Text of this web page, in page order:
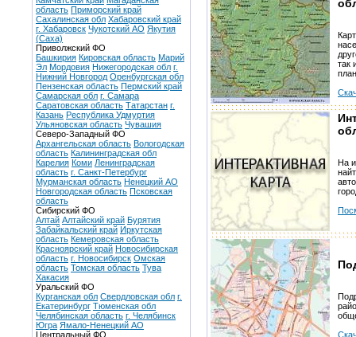
область Приморский край
Сахалинская обл Хабаровский край
г. Хабаровск Чукотский АО Якутия
(Саха)
Приволжский ФО
Башкирия Кировская область Марий
Эл Мордовия Нижегородская обл г.
Нижний Новгород Оренбургская обл
Пензенская область Пермский край
Самарская обл г. Самара
Саратовская область Татарстан г.
Казань Республика Удмуртия
Ульяновская область Чувашия
Северо-Западный ФО
Архангельская область Вологодская
область Калининградская обл
Карелия Коми Ленинградская
область г. Санкт-Петербург
Мурманская область Ненецкий АО
Новгородская область Псковская
область
Сибирский ФО
Алтай Алтайский край Бурятия
Забайкальский край Иркутская
область Кемеровская область
Красноярский край Новосибирская
область г. Новосибирск Омская
область Томская область Тува
Хакасия
Уральский ФО
Курганская обл Свердловская обл г.
Екатеринбург Тюменская обл
Челябинская область г. Челябинск
Югра Ямало-Ненецкий АО
Центральный ФО
так
На